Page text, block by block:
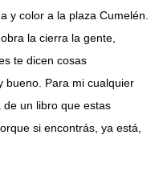
y color a la plaza Cumelén.
la cierra la gente,
te dicen cosas
bueno. Para mi cualquier
un libro que estas
si encontrás, ya está,